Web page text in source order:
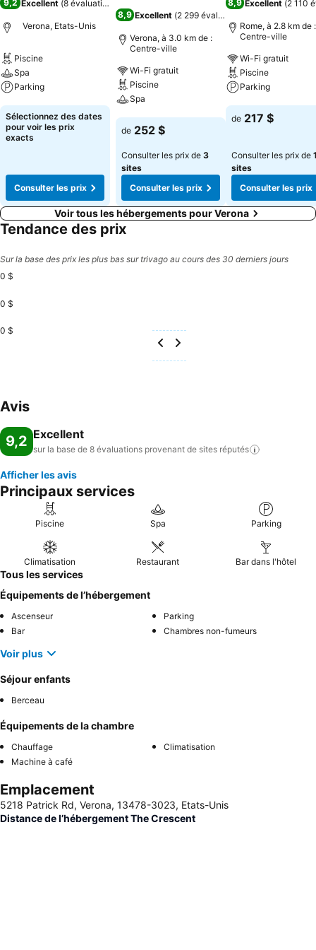
9,2 Excellent (8 évaluations
Verona, Etats-Unis
Piscine
Spa
Parking
Consulter les prix
Sélectionnez des dates
pour voir les prix
exacts
Consulter les prix
8,9 Excellent (2 299 évaluations
Verona, à 3.0 km de :
Centre-ville
Wi-Fi gratuit
Piscine
Spa
Consulter les prix
de 252 $
Consulter les prix de 3
sites
Consulter les prix
8,9 Excellent (2 110
Rome, à 2.8 km de :
Centre-ville
Wi-Fi gratuit
Piscine
Parking
Consulter les
de 217 $
Consulter les prix de
sites
Consulter les prix
Voir tous les hébergements pour Verona
Tendance des prix
Sur la base des prix les plus bas sur trivago au cours des 30 derniers jours
0 $
0 $
0 $
Avis
9,2 Excellent
sur la base de 8 évaluations provenant de sites réputés
Afficher les avis
Principaux services
Piscine Spa Parking
Climatisation Restaurant Bar dans l'hôtel
Tous les services
Équipements de l’hébergement
Ascenseur
Parking
Bar
Chambres non-fumeurs
Voir plus
Séjour enfants
Berceau
Équipements de la chambre
Chauffage
Climatisation
Machine à café
Emplacement
5218 Patrick Rd, Verona, 13478-3023, Etats-Unis
Distance de l’hébergement The Crescent